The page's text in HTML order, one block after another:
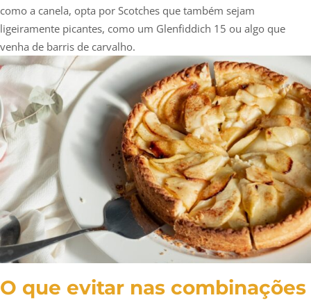
como a canela, opta por Scotches que também sejam
ligeiramente picantes, como um Glenfiddich 15 ou algo que
venha de barris de carvalho.
O que evitar nas combinações